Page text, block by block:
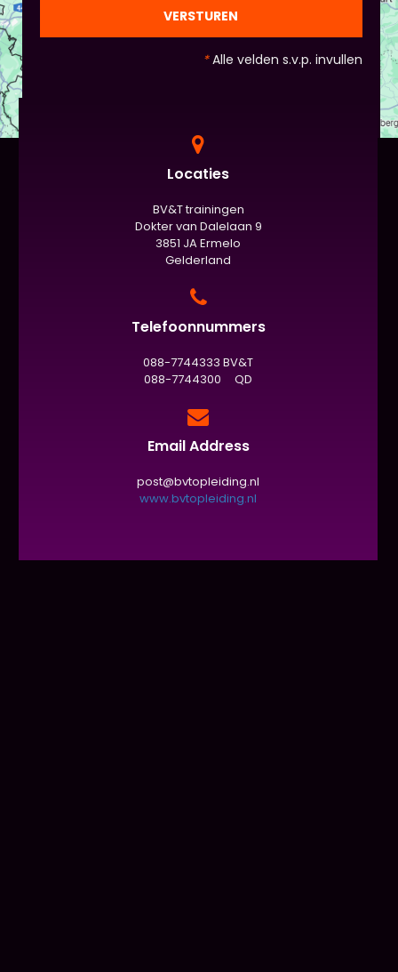
officiële/vaste werkvorm zijn. Voor beginners is het
evaluatieformulier niet :)
VERSTUREN
*Alle velden s.v.p. invullen
Locaties
BV&T trainingen
Dokter van Dalelaan 9
3851 JA Ermelo
Gelderland
Telefoonnummers
088-7744333 BV&T
088-7744300 QD
Email Address
post@bvtopleiding.nl
www.bvtopleiding.nl